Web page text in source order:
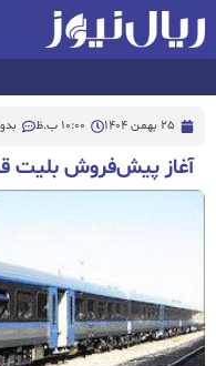
25 بهمن 1404 10:00 ب.ظ
آغاز پیش‌فروش بلیت‌